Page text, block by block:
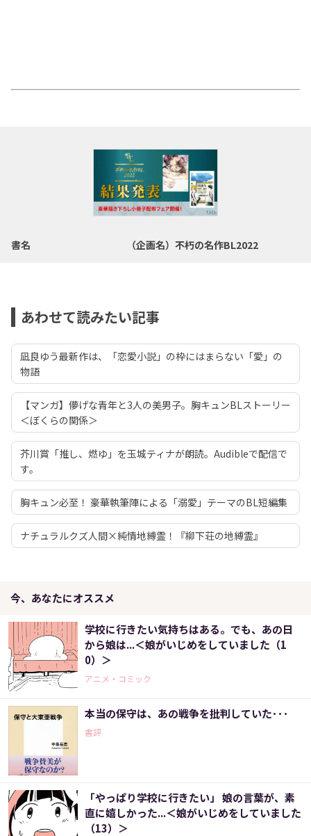
書名 （企画名）不朽の名作BL2022
あわせて読みたい記事
凪良ゆう最新作は、「恋愛小説」の枠にはまらない「愛」の
物語
【マンガ】儚げな青年と3人の美男子。胸キュンBLストーリー
＜ぼくらの関係＞
芥川賞「推し、燃ゆ」を玉城ティナが朗読。Audibleで配信で
す。
胸キュン必至！ 豪華執筆陣による「溺愛」テーマのBL短編集
ナチュラルクズ人間×純情地縛霊！『柳下荘の地縛霊』
今、あなたにオススメ
学校に行きたい気持ちはある。でも、あの日
から娘は...＜娘がいじめをしていました（1
0）＞
アニメ・コミック
本当の保守は、あの戦争を批判していた･･･
書評
「やっぱり学校に行きたい」 娘の言葉が、素
直に嬉しかった...＜娘がいじめをしていました
（13）＞